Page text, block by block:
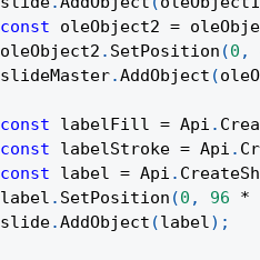
const oleObject2 =
oleObject2 . SetPosition (0 ,
slideMaster.AddObject (
const labelFill = Api .
const labelStroke = Api .
const label = Api .
label . SetPosition (0 , 96 *
slide.AddObject (label) ;